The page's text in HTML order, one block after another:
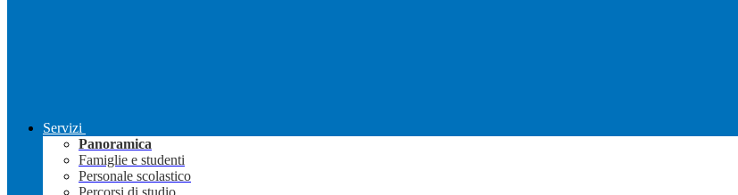
Servizi
Panoramica
Famiglie e studenti
Personale scolastico